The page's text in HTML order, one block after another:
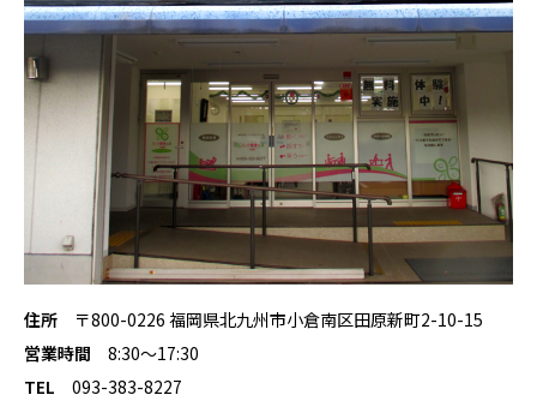
住所 〒800-0226 福岡県北九州市小倉南区田原新町2-10-15
営業時間 8:30〜17:30
TEL 093-383-8227